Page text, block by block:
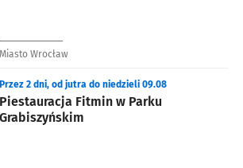
Miasto Wrocław
Piestauracja Fitmin w Parku
Grabiszyńskim
Przez 2 dni, od jutra do niedzieli 09.08